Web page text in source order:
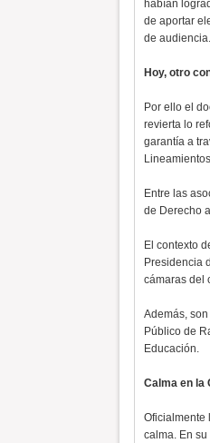
habían
de aportar
de audiencia.
Hoy, otro
Por ello el
revierta lo
garantía a
Entre las
de Derecho
El contexto
Presidencia
cámaras del
Además,
Público de
Educación.
Calma en la
Oficialmente
calma. En